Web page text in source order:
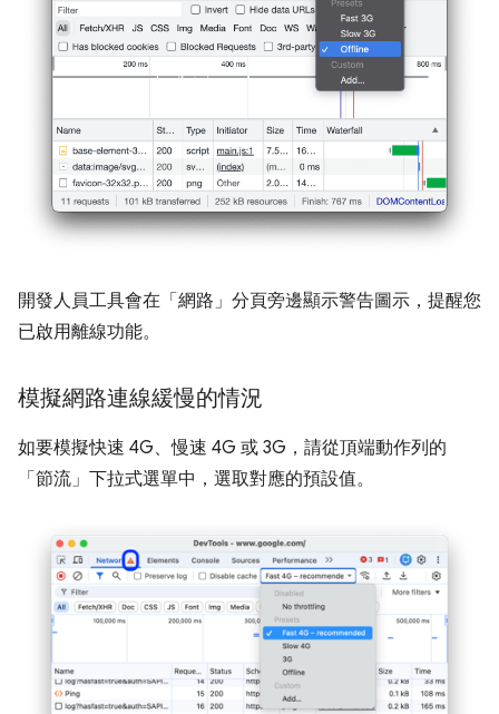
開發人員工具會在「網路」 分頁旁邊顯示警告圖示，提醒您
已啟用離線功能。
模擬網路連線緩慢的情況
如要模擬快速 4G、慢速 4G 或 3G，請從頂端動作列的
「節流」 下拉式選單中，選取對應的預設值。